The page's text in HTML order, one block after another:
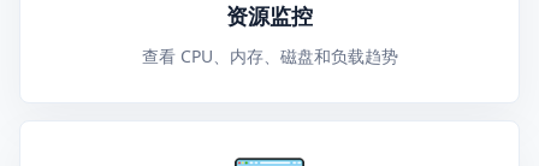
资源监控
查看 CPU、内存、磁盘和负载趋势